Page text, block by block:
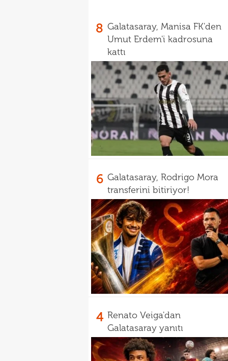
8 Galatasaray, Manisa FK'den
Umut Erdem'i kadrosuna
kattı
6 Galatasaray, Rodrigo Mora
transferini bitiriyor!
4 Renato Veiga'dan
Galatasaray yanıtı